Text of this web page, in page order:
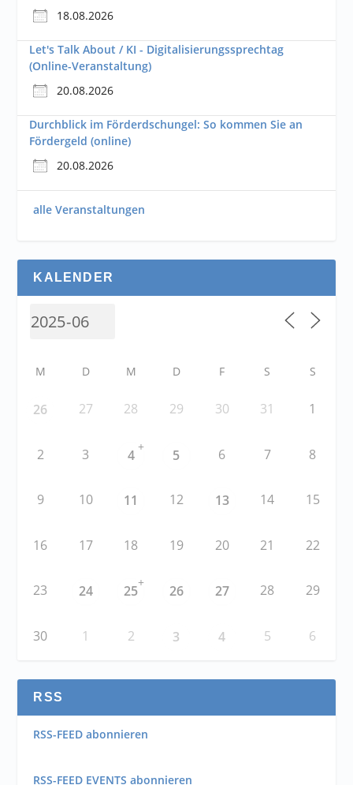
18.08.2026
Let's Talk About / KI - Digitalisierungssprechtag
(Online-Veranstaltung)
20.08.2026
Durchblick im Förderdschungel: So kommen Sie an
Fördergeld (online)
20.08.2026
alle Veranstaltungen
KALENDER
M D M D F S S
26 27 28 29 30 31 1
2 3 4
+
5 6 7 8
9 10 11 12 13 14 15
16 17 18 19 20 21 22
23 24 25
+
26 27 28 29
30 1 2 3 4 5 6
RSS
RSS-FEED abonnieren
RSS-FEED EVENTS abonnieren